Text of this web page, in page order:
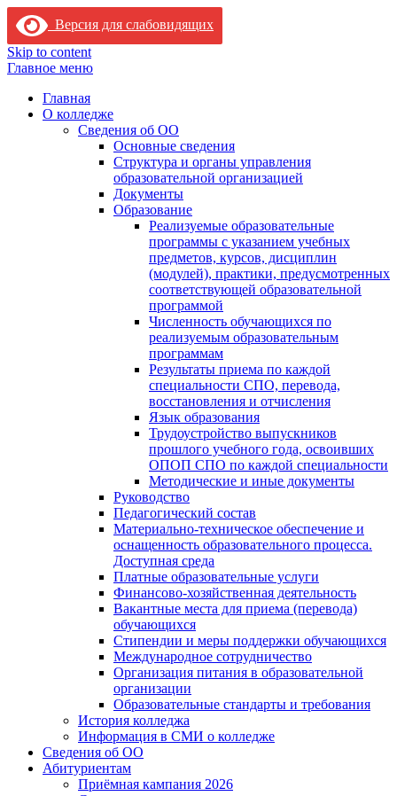
Версия для слабовидящих
Skip to content
Главное меню
Главная
О колледже
Сведения об ОО
Основные сведения
Структура и органы управления
образовательной организацией
Документы
Образование
Реализуемые образовательные
программы с указанием учебных
предметов, курсов, дисциплин
(модулей), практики, предусмотренных
соответствующей образовательной
программой
Численность обучающихся по
реализуемым образовательным
программам
Результаты приема по каждой
специальности СПО, перевода,
восстановления и отчисления
Язык образования
Трудоустройство выпускников
прошлого учебного года, освоивших
ОПОП СПО по каждой специальности
Методические и иные документы
Руководство
Педагогический состав
Материально-техническое обеспечение и
оснащенность образовательного процесса.
Доступная среда
Платные образовательные услуги
Финансово-хозяйственная деятельность
Вакантные места для приема (перевода)
обучающихся
Стипендии и меры поддержки обучающихся
Международное сотрудничество
Организация питания в образовательной
организации
Образовательные стандарты и требования
История колледжа
Информация в СМИ о колледже
Сведения об ОО
Абитуриентам
Приёмная кампания 2026